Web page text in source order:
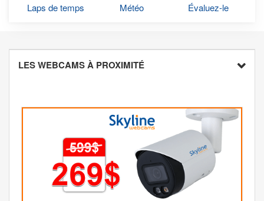
Laps de temps Météo Évaluez-le
LES WEBCAMS À PROXIMITÉ